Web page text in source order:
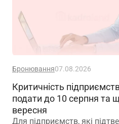
Бронювання07.08.2026
Критичність
подати до 10 серпня та
вересня
Для підприємств, які